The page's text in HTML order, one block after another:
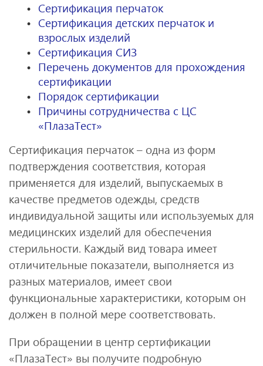
Сертификация перчаток
Сертификация детских перчаток и
взрослых изделий
Сертификация СИЗ
Перечень документов для прохождения
сертификации
Порядок сертификации
Причины сотрудничества с ЦС
«ПлазаТест»
Сертификация перчаток – одна из форм
подтверждения соответствия, которая
применяется для изделий, выпускаемых в
качестве предметов одежды, средств
индивидуальной защиты или используемых для
медицинских изделий для обеспечения
стерильности. Каждый вид товара имеет
отличительные показатели, выполняется из
разных материалов, имеет свои
функциональные характеристики, которым он
должен в полной мере соответствовать.
При обращении в центр сертификации
«ПлазаТест» вы получите подробную